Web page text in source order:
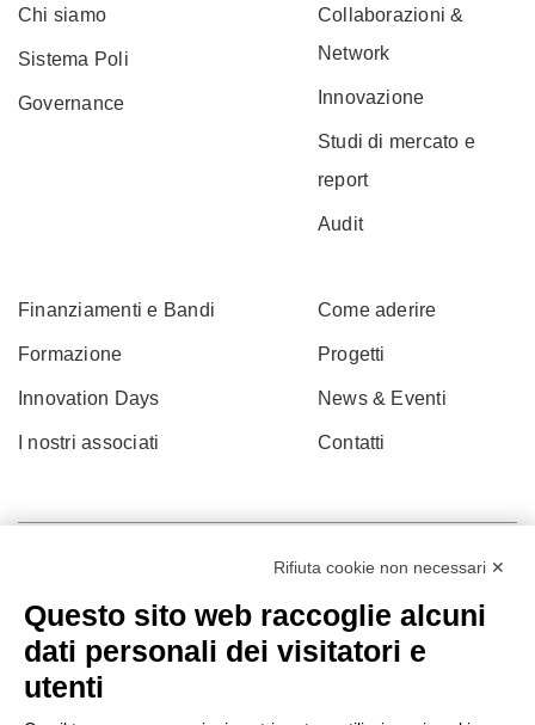
Chi siamo
Sistema Poli
Governance
Collaborazioni &
Network
Innovazione
Studi di mercato e
report
Audit
Finanziamenti e Bandi
Formazione
Innovation Days
I nostri associati
Come aderire
Progetti
News & Eventi
Contatti
Rifiuta cookie non necessari ✕
Questo sito web raccoglie alcuni
dati personali dei visitatori e
utenti